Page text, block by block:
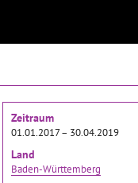
Zeitraum
01.01.2017 – 30.04.2019
Land
Baden-Württemberg
Bereits im Schuljahr
Gebhard in Konstanz eine
erfolgreiche Testphase des
mehrjährigen Kulturprojekts
„AiR/S – Artists in
… mehr